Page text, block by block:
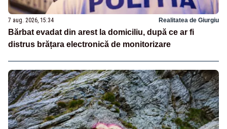
7 aug. 2026, 15:34 Realitatea de Giurgiu
Bărbat evadat din arest la domiciliu, după ce ar fi
distrus brățara electronică de monitorizare